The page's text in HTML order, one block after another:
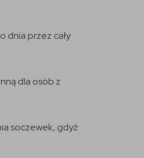
dnia przez cały
dla osób z
soczewek, gdyż